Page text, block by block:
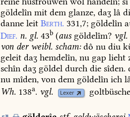
göldelîn mit dem glanze, daʒ lâ
danne leit Berth. 331,7; göldelîn
Dief. n. gl. 43b (aus göldelîm? vgl.
von derweibl. scham: dô nu diu
geleit daʒ hemdelîn, nu gap lieht
schîn daʒ göldel durch die sîden.
nu mîden, von dem göldelîn ich
Wh. 138a. vgl. Lexer